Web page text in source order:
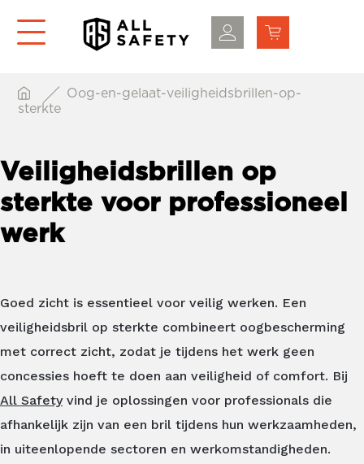
Oog-en-gelaat-veiligheidsbrillen-op-
sterkte
Veiligheidsbrillen op
sterkte voor professioneel
werk
Goed zicht is essentieel voor veilig werken. Een
veiligheidsbril op sterkte combineert oogbescherming
met correct zicht, zodat je tijdens het werk geen
concessies hoeft te doen aan veiligheid of comfort. Bij
All Safetyvind je oplossingen voor professionals die
afhankelijk zijn van een bril tijdens hun werkzaamheden,
in uiteenlopende sectoren en werkomstandigheden.